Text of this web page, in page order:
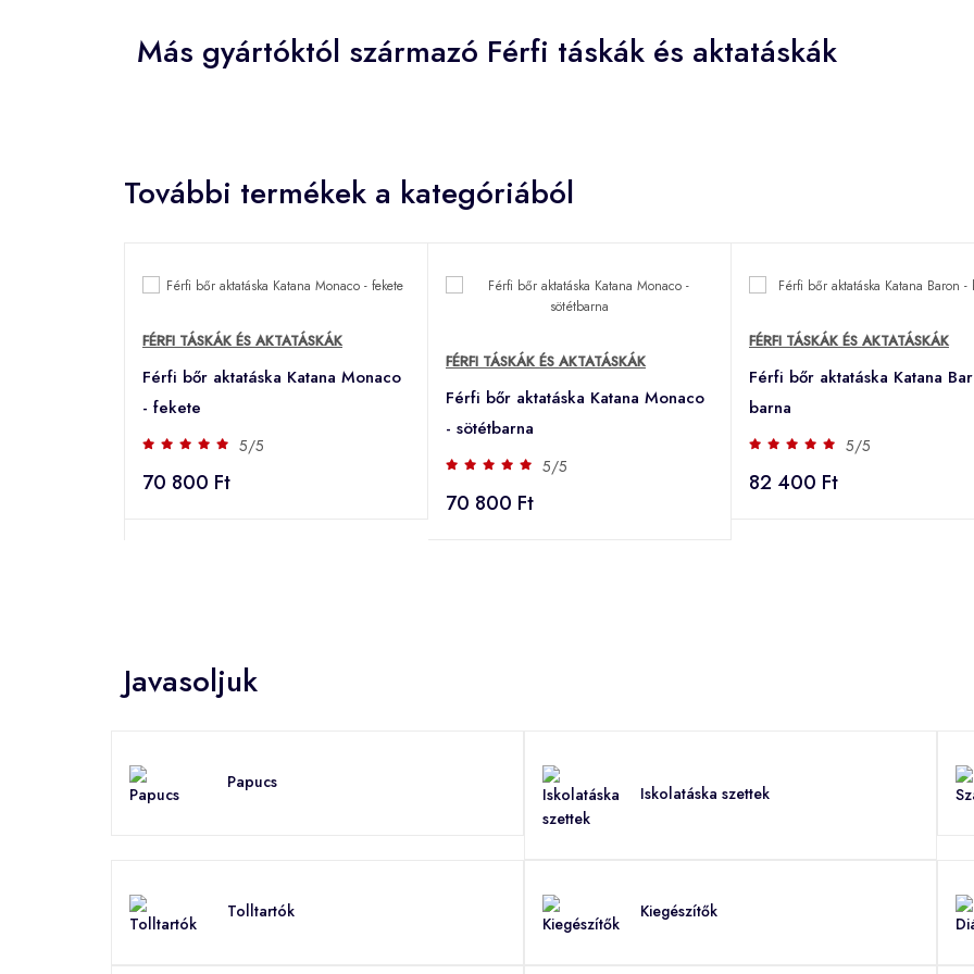
Más gyártóktól származó Férfi táskák és aktatáskák
További termékek a kategóriából
FÉRFI TÁSKÁK ÉS AKTATÁSKÁK
Férfi bőr aktatáska Katana Monaco
- fekete
5/5
70 800 Ft
FÉRFI TÁSKÁK ÉS AKTATÁSKÁK
Férfi bőr aktatáska Katana Monaco
- sötétbarna
5/5
70 800 Ft
FÉRFI TÁSKÁK ÉS AKTATÁSKÁK
Férfi bőr aktatáska Katana
barna
5/5
82 400 Ft
Javasoljuk
Papucs
Iskolatáska szettek
Tolltartók Kiegészítők